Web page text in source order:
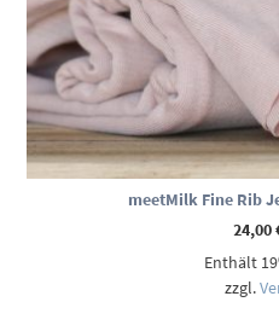
meetMilk Fine Rib
24,00
Enthält
zzgl.